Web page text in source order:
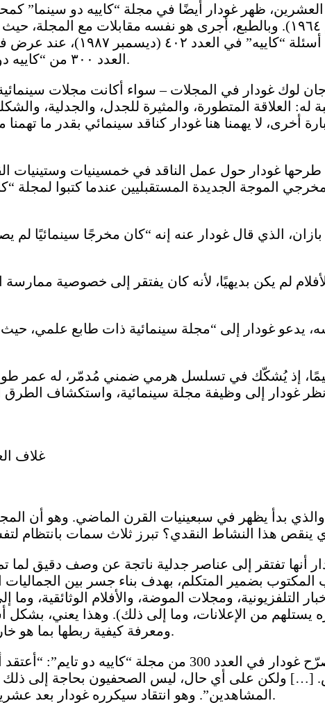
ظهر غودار أيضًا في مجلة “كاييه دو سينما”
أنطونيوني عند عرض فيلم “الصحراء الحمراء” عام ١٩٦٤). وبالطبع، أجرى هو
على سبيل المثال، من
العدد ٣٠٠ من “كاييه دو سينما” الصادر في مايو ١٩٧٩، والذي سنعود إليه لاحقًا.
لوك غودار في المجلات – سواء أكانت مجلات
المتطورة، والمثيرة للجدل، والجدلية،
أخرى، لا يهمنا هنا غودار كناقد سينمائي بقدر ما
طرحها غودار حول عمل الناقد في خمسينيات
الموجة الجديدة المستقبليين عندما كتبوا لمجلة
لم يكن بديهيًا، لأنه كان يفتقر إلى خصوصية
يدعو غودار إلى “مجلة سينمائية ذات طابع علمي،
حكيمًا، إذ يُشكّك في تسلسل هرمي ضمني مُدمّر، له عمر
غودار إلى وظيفة مجلة سينمائية، واستكشاف الطرق
غلاف العدد 300 من مجلة كاييه دو
بدأ يظهر في سبعينيات القرن الماضي. وهو أن
أنها تفتقر إلى عناصر جدلية ناتجة عن وصف دقيق لما
المكتوب بضمير المتكلم، بهدف بناء جسر بين الجماليات
التلفزيونية، ومجلات الموضة، والأفلام الوثائقية،
يستلهم من الإعلانات، وما إلى ذلك). وهذا يعني،
ومعرفة كيفية ربطها بما هو خارج الصورة، كما ينظر الطبيب إلى صورة الأشعة السينية.
تشخيص المرض الذي يعاني منه المريض. وكما صرّح غودار
[…] ولكن على أي حال، ليس الصحفيون بحاجة إلى ذلك
المشاهدين”. وهو انتقاد سيكرره غودار بعد عشرين عامًا، هذه المرة فيما يتعلق بمجال آخر، وهو الرياضة.